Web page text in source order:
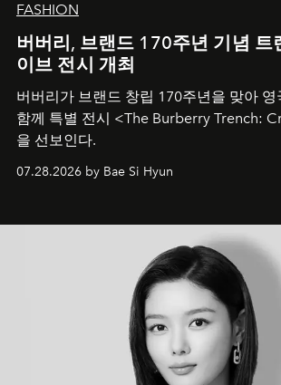
FASHION
버버리, 브랜드 170주년 기념 트
이브 전시 개최
버버리가 브랜드 창립 170주년을 맞아
함께 특별 전시 <The Burberry Trench:
을 선보인다.
07.28.2026 by Bae Si Hyun